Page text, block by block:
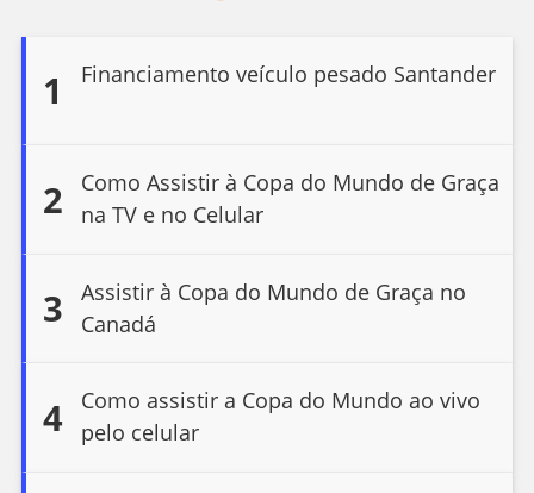
1 Financiamento veículo pesado Santander
2
Como Assistir à Copa do Mundo de Graça
na TV e no Celular
3
Assistir à Copa do Mundo de Graça no
Canadá
4
Como assistir a Copa do Mundo ao vivo
pelo celular